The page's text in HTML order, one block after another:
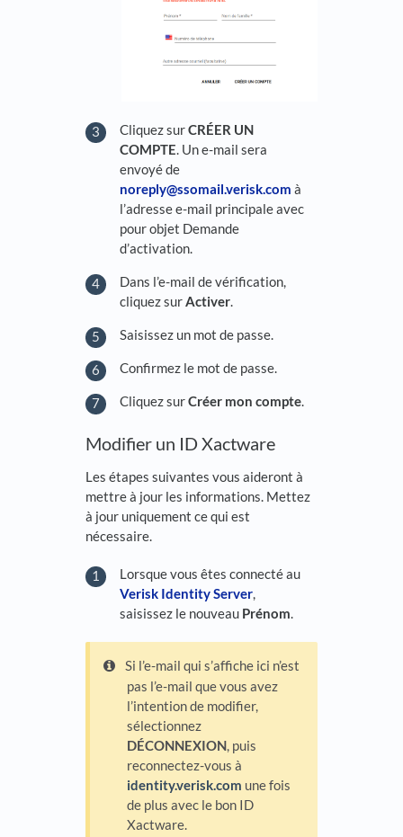
Cliquez surCRÉER UN
COMPTE. Un e-mail sera
envoyé de
noreply@ssomail.verisk.com à
l’adresse e-mail principale avec
pour objet Demande
d’activation.
Dans l’e-mail de vérification,
cliquez surActiver.
Saisissez un mot de passe.
Confirmez le mot de passe.
Cliquez surCréer mon compte.
Modifier un ID Xactware
Les étapes suivantes vous aideront à
mettre à jour les informations. Mettez
à jour uniquement ce qui est
nécessaire.
Lorsque vous êtes connecté au
Verisk Identity Server,
saisissez le nouveau Prénom.
Si l’e-mail qui s’affiche ici n’est
pas l’e-mail que vous avez
l’intention de modifier,
sélectionnez
DÉCONNEXION, puis
reconnectez-vous à
identity.verisk.com une fois
de plus avec le bon ID
Xactware.